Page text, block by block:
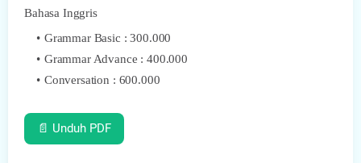
Bahasa Inggris
Grammar Basic : 300.000
Grammar Advance : 400.000
Conversation : 600.000
📄 Unduh PDF